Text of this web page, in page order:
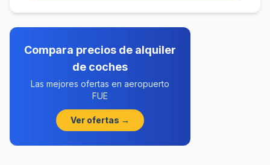
Compara precios de alquiler
de coches
Las mejores ofertas en aeropuerto
FUE
Ver ofertas →